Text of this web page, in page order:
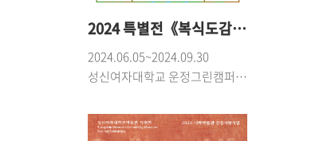
2024 특별전《복식도감 – 옷에 물든 인(人)·연(然)》
2024.06.05~2024.09.30
성신여자대학교 운정그린캠퍼스 성신미술관